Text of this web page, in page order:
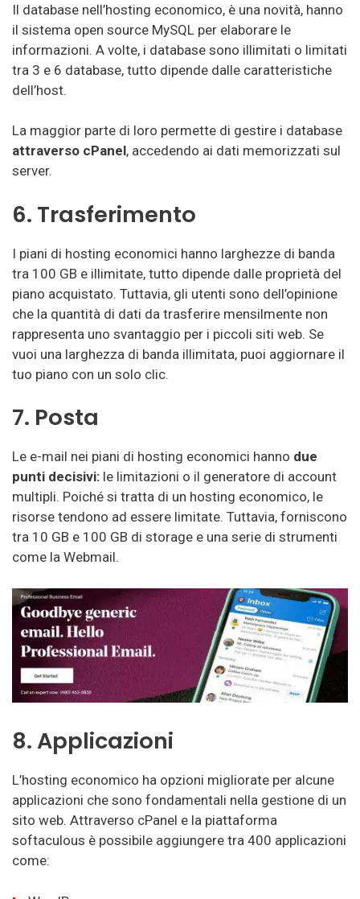
Il database nell’hosting economico, è una novità, hanno
il sistema open source MySQL per elaborare le
informazioni. A volte, i database sono illimitati o limitati
tra 3 e 6 database, tutto dipende dalle caratteristiche
dell’host.
La maggior parte di loro permette di gestire i database
attraverso cPanel, accedendo ai dati memorizzati sul
server.
6. Trasferimento
I piani di hosting economici hanno larghezze di banda
tra 100 GB e illimitate, tutto dipende dalle proprietà del
piano acquistato. Tuttavia, gli utenti sono dell’opinione
che la quantità di dati da trasferire mensilmente non
rappresenta uno svantaggio per i piccoli siti web. Se
vuoi una larghezza di banda illimitata, puoi aggiornare il
tuo piano con un solo clic.
7. Posta
Le e-mail nei piani di hosting economici hanno due
punti decisivi: le limitazioni o il generatore di account
multipli. Poiché si tratta di un hosting economico, le
risorse tendono ad essere limitate. Tuttavia, forniscono
tra 10 GB e 100 GB di storage e una serie di strumenti
come la Webmail.
8. Applicazioni
L’hosting economico ha opzioni migliorate per alcune
applicazioni che sono fondamentali nella gestione di un
sito web. Attraverso cPanel e la piattaforma
softaculous è possibile aggiungere tra 400 applicazioni
come: